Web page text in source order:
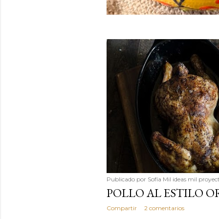
Publicado por Sofía Mil ideas mil
POLLO AL ESTILO
Compartir 2 comentarios